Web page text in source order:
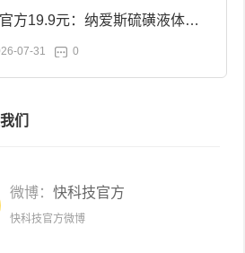
方19.9元：纳爱斯硫磺液体香
大促
07-31 0
们
微博： 快科技官方
快科技官方微博